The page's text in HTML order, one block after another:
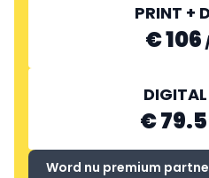
PRINT +
€ 106
€ 79.5
Word nu premium